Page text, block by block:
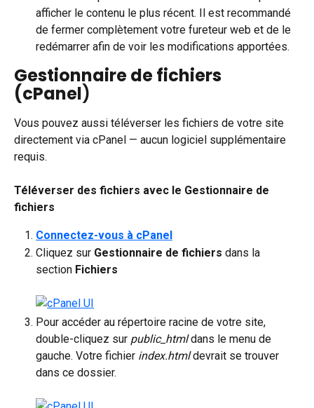
afficher le contenu le plus récent. Il est recommandé
de fermer complètement votre fureteur web et de le
redémarrer afin de voir les modifications apportées.
Gestionnaire de fichiers
(cPanel)
Vous pouvez aussi téléverser les fichiers de votre site
directement via cPanel — aucun logiciel supplémentaire
requis.
Téléverser des fichiers avec le Gestionnaire de
fichiers
Connectez-vous à cPanel
Cliquez sur Gestionnaire de fichiers dans la
section Fichiers
Pour accéder au répertoire racine de votre site,
double-cliquez sur public_html dans le menu de
gauche. Votre fichier index.html devrait se trouver
dans ce dossier.